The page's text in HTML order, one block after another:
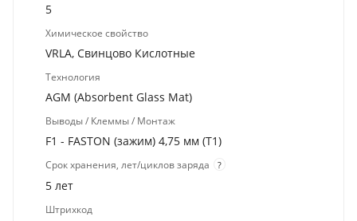
5
Химическое свойство
VRLA, Свинцово Кислотные
Технология
AGM (Absorbent Glass Mat)
Выводы / Клеммы / Монтаж
F1 - FASTON (зажим) 4,75 мм (T1)
Срок хранения, лет/циклов заряда ?
5 лет
Штрихкод